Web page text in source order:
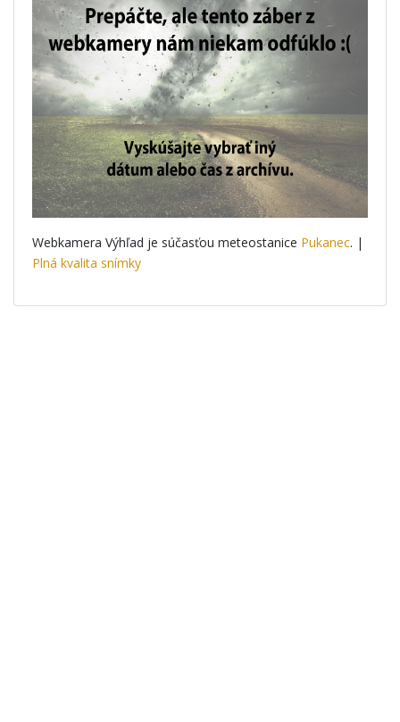
Webkamera Výhľad je súčasťou meteostanice Pukanec. |
Plná kvalita snímky